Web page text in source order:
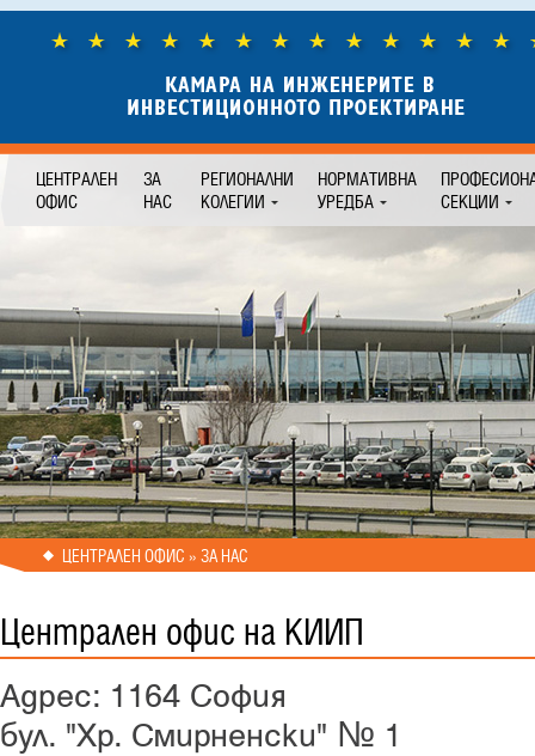
ЦЕНТРАЛЕН
ОФИС
ЗА
НАС
РЕГИОНАЛНИ
КОЛЕГИИ
НОРМАТИВНА
УРЕДБА
СЕКЦИИ
ЦЕНТРАЛЕН ОФИС » ЗА НАС
Централен офис на КИИП
Адрес: 1164 София
бул. "Хр. Смирненски" № 1